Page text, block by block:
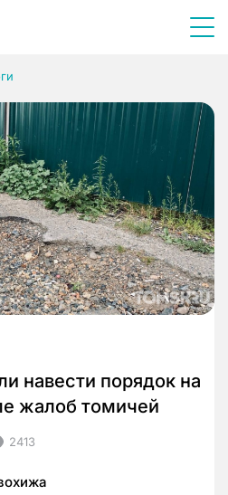
навести порядок на
жалоб томичей
2413